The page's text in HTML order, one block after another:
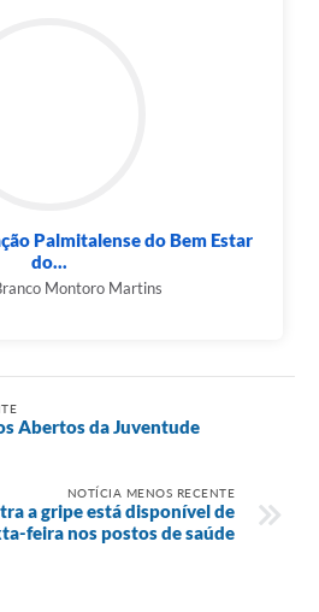
Palmitalense do Bem Estar
do...
Montoro Martins
Abertos da Juventude
NOTÍCIA MENOS RECENTE
a gripe está disponível de
feira nos postos de saúde